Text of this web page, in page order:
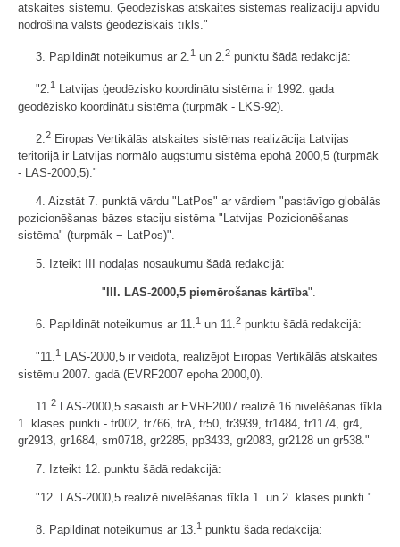
atskaites sistēmu. Ģeodēziskās atskaites sistēmas realizāciju apvidū
nodrošina valsts ģeodēziskais tīkls."
3. Papildināt noteikumus ar 2.1 un 2.2 punktu šādā redakcijā:
"2.1
Latvijas ģeodēzisko koordinātu sistēma ir 1992. gada
ģeodēzisko koordinātu sistēma (turpmāk - LKS-92).
2. 2 Eiropas Vertikālās atskaites sistēmas realizācija Latvijas
teritorijā ir Latvijas normālo augstumu sistēma epohā 2000,5 (turpmāk
- LAS-2000,5)."
4. Aizstāt 7. punktā vārdu "LatPos" ar vārdiem "pastāvīgo globālās
pozicionēšanas bāzes staciju sistēma "Latvijas Pozicionēšanas
sistēma" (turpmāk − LatPos)".
5. Izteikt III nodaļas nosaukumu šādā redakcijā:
" III. LAS-2000,5 piemērošanas kārtība".
6. Papildināt noteikumus ar 11.1 un 11.2 punktu šādā redakcijā:
"11.1
LAS-2000,5 ir veidota, realizējot Eiropas Vertikālās atskaites
sistēmu 2007. gadā (EVRF2007 epoha 2000,0).
11. 2
LAS-2000,5 sasaisti ar EVRF2007 realizē 16 nivelēšanas tīkla
1. klases punkti - fr002, fr766, frA, fr50, fr3939, fr1484, fr1174, gr4,
gr2913, gr1684, sm0718, gr2285, pp3433, gr2083, gr2128 un gr538."
7. Izteikt 12. punktu šādā redakcijā:
"12. LAS-2000,5 realizē nivelēšanas tīkla 1. un 2. klases punkti."
8. Papildināt noteikumus ar 13.1 punktu šādā redakcijā: